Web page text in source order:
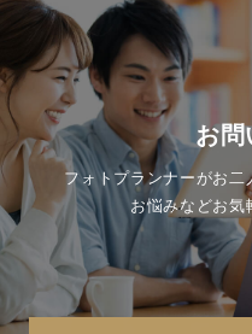
お問
フォトプランナーがお
お悩みなどお気